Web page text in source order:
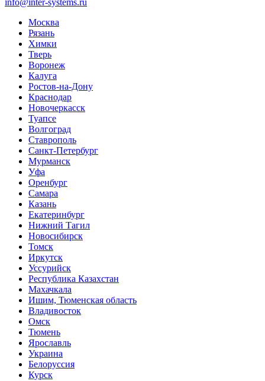
info@inter-systems.ru
Москва
Рязань
Химки
Тверь
Воронеж
Калуга
Ростов-на-Дону
Краснодар
Новочеркасск
Туапсе
Волгоград
Ставрополь
Санкт-Петербург
Мурманск
Уфа
Оренбург
Самара
Казань
Екатеринбург
Нижний Тагил
Новосибирск
Томск
Иркутск
Уссурийск
Республика Казахстан
Махачкала
Ишим, Тюменская область
Владивосток
Омск
Тюмень
Ярославль
Украина
Белоруссия
Курск